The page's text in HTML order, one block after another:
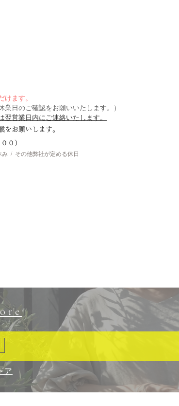
けます。
業日のご確認をお願いいたします。）
営業日内にご連絡いたします。
をお願いします。
０）
/ その他弊社が定める休日
ア